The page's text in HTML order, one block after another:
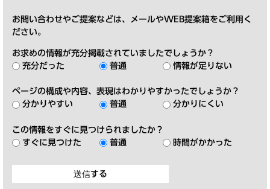
お問い合わせやご提案などは、メールやWEB提案箱をご利用く
ださい。
お求めの情報が充分掲載されていましたでしょうか？
充分だった
普通 情報が足りない
ページの構成や内容、表現はわかりやすかったでしょうか？
分かりやすい
普通 分かりにくい
この情報をすぐに見つけられましたか？
すぐに見つけた
普通 時間がかかった